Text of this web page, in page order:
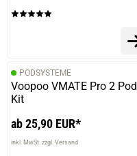
PODSYSTEME
Voopoo VMATE Pro 2 Pod
Kit
ab 25,90 EUR*
inkl. MwSt. zzgl. Versand